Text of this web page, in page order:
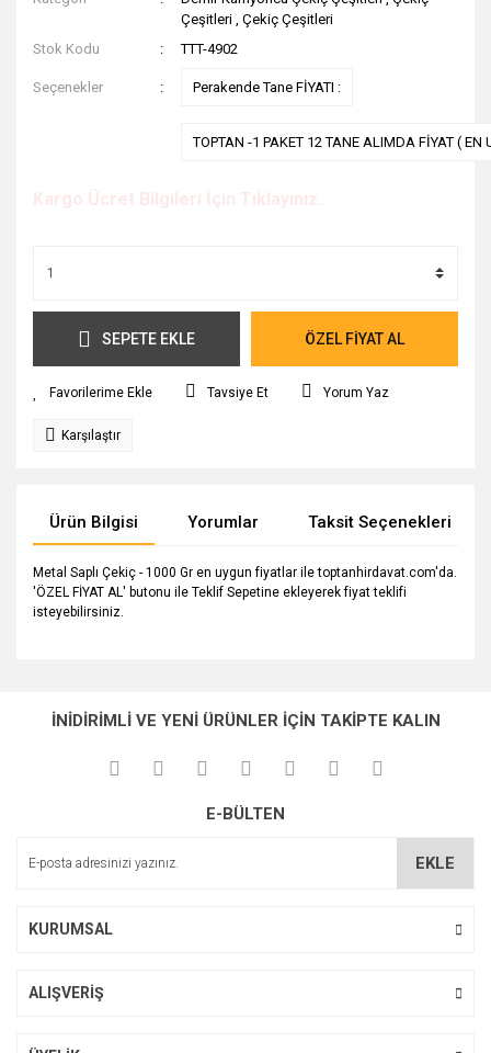
Çeşitleri ,Çekiç Çeşitleri
Stok Kodu
TTT-4902
Seçenekler Perakende Tane FİYATI :
TOPTAN -1 PAKET 12 TANE ALIMDA FİYAT ( EN
SEPETE EKLE ÖZEL FİYAT AL
Tavsiye Et Yorum Yaz
Karşılaştır
Ürün Bilgisi Yorumlar Taksit Seçenekleri
Metal Saplı Çekiç - 1000 Gr en uygun fiyatlar ile toptanhirdavat.com'da.
'ÖZEL FİYAT AL' butonu ile Teklif Sepetine ekleyerek fiyat teklifi
isteyebilirsiniz.
Yorum Yaz
kullanarak tarafımıza iletebilirsiniz.
Görüş ve önerileriniz için teşekkür ederiz.
Ürün açıklamasında eksik bilgiler bulunuyor.
İNİDİRİMLİ VE YENİ ÜRÜNLER İÇİN TAKİPTE KALIN
E-BÜLTEN
EKLE
KURUMSAL
ALIŞVERİŞ